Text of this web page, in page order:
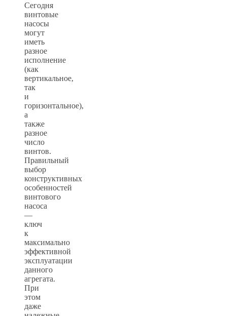
Сегодня
винтовые
насосы
могут
иметь
разное
исполнение
(как
вертикальное,
так
и
горизонтальное),
а
также
разное
число
винтов.
Правильный
выбор
конструктивных
особенностей
винтового
насоса
—
ключ
к
максимально
эффективной
эксплуатации
данного
агрегата.
При
этом
даже